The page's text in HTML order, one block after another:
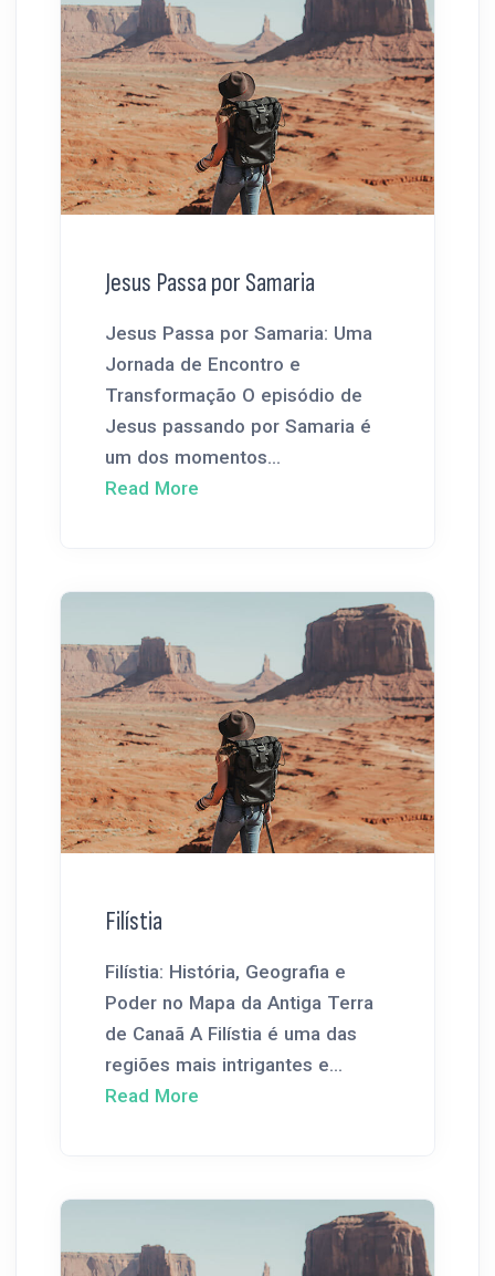
Jesus Passa por Samaria
Jesus Passa por Samaria: Uma
Jornada de Encontro e
Transformação O episódio de
Jesus passando por Samaria é
um dos momentos...
Read More
Filístia
Filístia: História, Geografia e
Poder no Mapa da Antiga Terra
de Canaã A Filístia é uma das
regiões mais intrigantes e...
Read More